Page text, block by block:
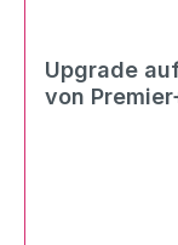
Upgrade
von